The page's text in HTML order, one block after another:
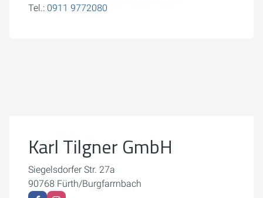
Tel.: 0911 9772080
Cookie-Einstellungen öffnen
Karl Tilgner GmbH
Siegelsdorfer Str. 27a
90768 Fürth/Burgfarrnbach